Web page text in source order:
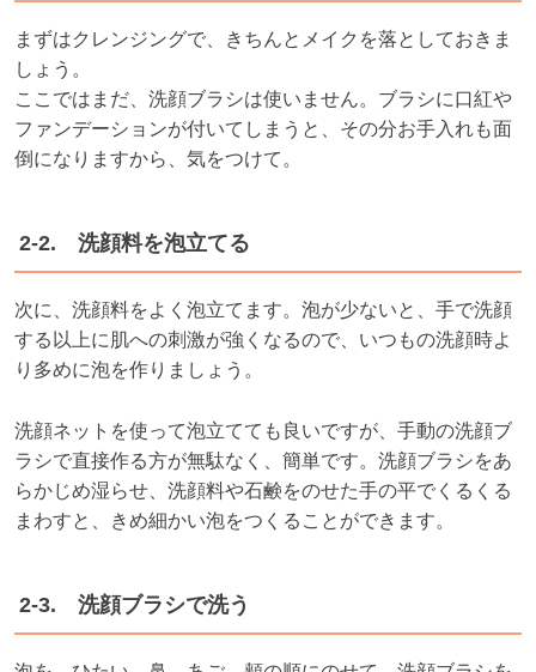
まずはクレンジングで、きちんとメイクを落としておきま
しょう。
ここではまだ、洗顔ブラシは使いません。ブラシに口紅や
ファンデーションが付いてしまうと、その分お手入れも面
倒になりますから、気をつけて。
2-2. 洗顔料を泡立てる
次に、洗顔料をよく泡立てます。泡が少ないと、手で洗顔
する以上に肌への刺激が強くなるので、いつもの洗顔時よ
り多めに泡を作りましょう。
洗顔ネットを使って泡立てても良いですが、手動の洗顔ブ
ラシで直接作る方が無駄なく、簡単です。洗顔ブラシをあ
らかじめ湿らせ、洗顔料や石鹸をのせた手の平でくるくる
まわすと、きめ細かい泡をつくることができます。
2-3. 洗顔ブラシで洗う